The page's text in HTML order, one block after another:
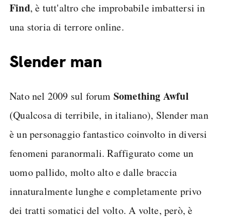
Find, è tutt'altro che improbabile imbattersi in
una storia di terrore online.
Slender man
Nato nel 2009 sul forum Something Awful
(Qualcosa di terribile, in italiano), Slender man
è un personaggio fantastico coinvolto in diversi
fenomeni paranormali. Raffigurato come un
uomo pallido, molto alto e dalle braccia
innaturalmente lunghe e completamente privo
dei tratti somatici del volto. A volte, però, è